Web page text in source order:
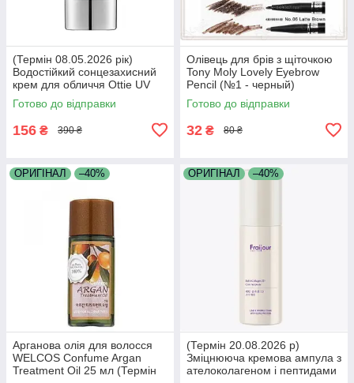
(Термін 08.05.2026 рік)
Водостійкий сонцезахисний
крем для обличчя Ottie UV
Defense Sun Fluid
SPF43/PA++ 50м
Готово до відправки
156 ₴ 390 ₴
Олівець для брів з щіточкою
Tony Moly Lovely Eyebrow
Pencil (№1 - черный)
Готово до відправки
32 ₴ 80 ₴
ОРИГІНАЛ –40%
Арганова олія для волосся
WELCOS Confume Argan
Treatment Oil 25 мл (Термін
ОРИГІНАЛ –40%
(Термін 20.08.2026 р)
Зміцнююча кремова ампула з
ателоколагеном і пептидами